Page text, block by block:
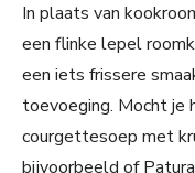
In plaats van
een flinke lepel
een iets frissere
toevoeging. Mocht je
courgettesoep met
bijvoorbeeld of